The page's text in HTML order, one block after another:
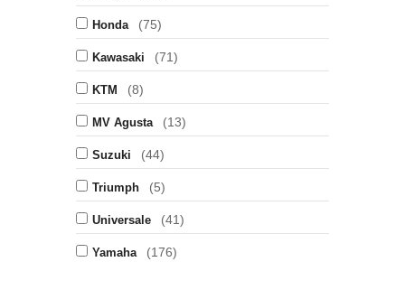
Honda (75)
Kawasaki (71)
KTM (8)
MV Agusta (13)
Suzuki (44)
Triumph (5)
Universale (41)
Yamaha (176)